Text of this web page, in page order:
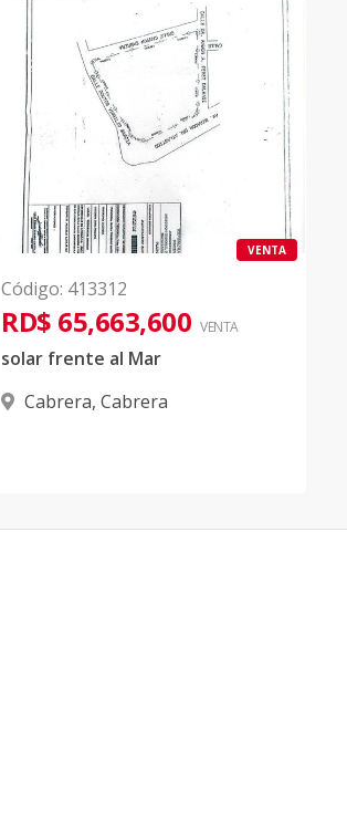
VENTA
Código: 413312
RD$ 65,663,600 VENTA
solar frente al Mar
Cabrera, Cabrera